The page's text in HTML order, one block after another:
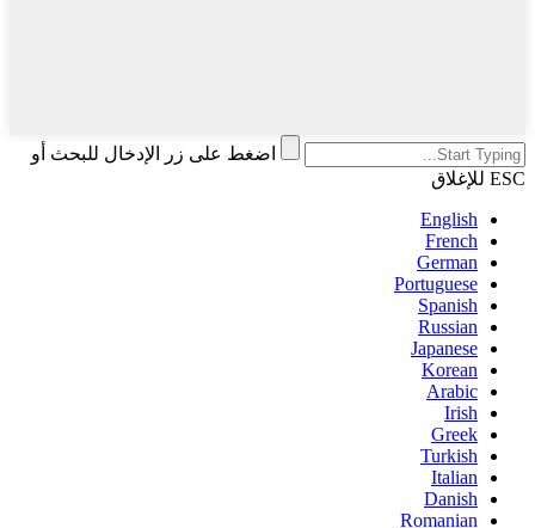
اضغط على زر الإدخال للبحث أو
ESC للإغلاق
English
French
German
Portuguese
Spanish
Russian
Japanese
Korean
Arabic
Irish
Greek
Turkish
Italian
Danish
Romanian